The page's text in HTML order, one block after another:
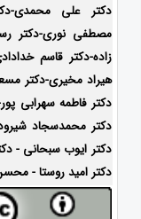
دکتر علی محمدی-
مصطفی نوری-دکتر
زاده-دکتر قاسم
هیراد مخیری-دکتر
دکتر فاطمه سهرابی
دکتر محمدسجاد
دکتر ایوب سبحانی -
دکتر امید روستا -